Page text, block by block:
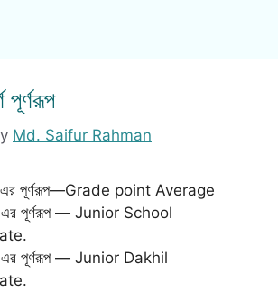
পূর্ণরূপ
Md. Saifur Rahman
পূর্ণরূপ—Grade point Average
পূর্ণরূপ — Junior School
পূর্ণরূপ — Junior Dakhil